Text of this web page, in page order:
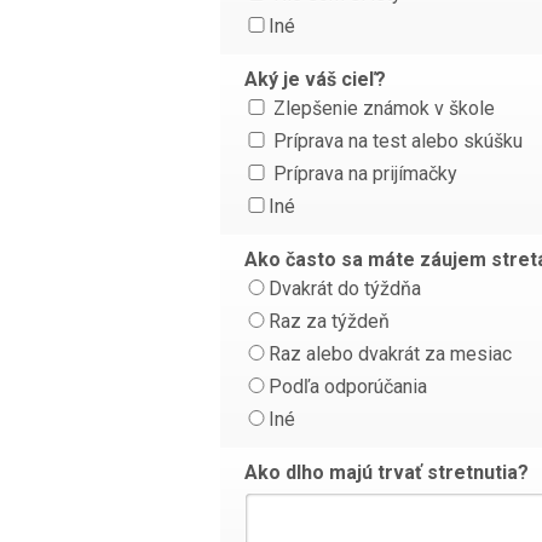
Iné
Aký je váš cieľ?
Zlepšenie známok v škole
Príprava na test alebo skúšku
Príprava na prijímačky
Iné
Ako často sa máte záujem
Dvakrát do týždňa
Raz za týždeň
Raz alebo dvakrát za mesiac
Podľa odporúčania
Iné
Ako dlho majú trvať stretnutia?